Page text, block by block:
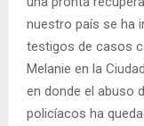
nuestro país se ha
testigos de casos
Melanie en la
en donde el abuso
policíacos ha